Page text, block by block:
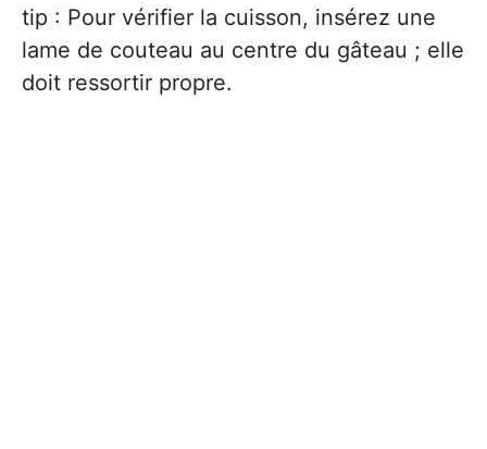
tip : Pour vérifier la cuisson, insérez une
lame de couteau au centre du gâteau ; elle
doit ressortir propre.